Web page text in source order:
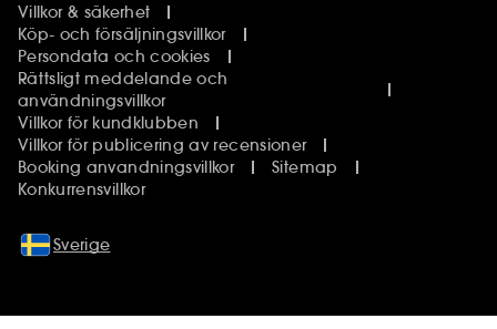
Villkor & säkerhet
Köp- och försäljningsvillkor
Persondata och cookies
Rättsligt meddelande och
användningsvillkor
Villkor för kundklubben
Villkor för publicering av recensioner
Booking anvandningsvillkor
Sitemap
Konkurrensvillkor
Sverige